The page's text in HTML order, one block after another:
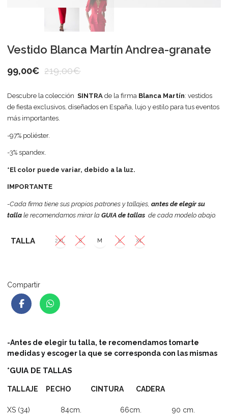
Vestido Blanca Martín Andrea-granate
99,00€ 219,00€
Descubre la colecciónSINTRA de la firma Blanca Martín: vestidos
de fiesta exclusivos, diseñados en España, lujo y estilo para tus eventos
más importantes.
-97% poliéster.
-3% spandex.
*El color puede variar, debido a la luz.
IMPORTANTE
-Cada firma tiene sus propios patrones y tallajes,antes de elegir su
talla le recomendamos mirar laGUIA de tallas de cada modelo abajo.
TALLA 2XL S M L XL
Compartir
-Antes de elegir tu talla, te recomendamos tomarte
medidas y escoger la que se corresponda con las mismas
*GUIA DE TALLAS
TALLAJE PECHO CINTURA CADERA
XS (34) 84cm. 66cm. 90 cm.